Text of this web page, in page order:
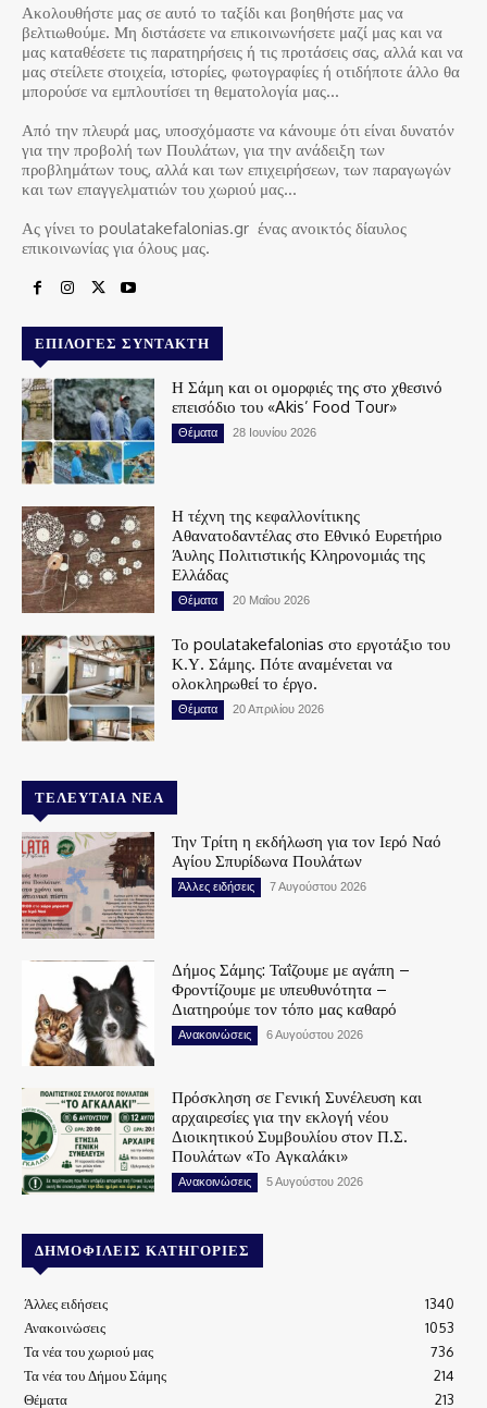
Ακολουθήστε μας σε αυτό το ταξίδι και βοηθήστε μας να
βελτιωθούμε. Μη διστάσετε να επικοινωνήσετε μαζί μας και να
μας καταθέσετε τις παρατηρήσεις ή τις προτάσεις σας, αλλά και να
μας στείλετε στοιχεία, ιστορίες, φωτογραφίες ή οτιδήποτε άλλο θα
μπορούσε να εμπλουτίσει τη θεματολογία μας…
Από την πλευρά μας, υποσχόμαστε να κάνουμε ότι είναι δυνατόν
για την προβολή των Πουλάτων, για την ανάδειξη των
προβλημάτων τους, αλλά και των επιχειρήσεων, των παραγωγών
και των επαγγελματιών του χωριού μας…
Ας γίνει το poulatakefalonias.gr ένας ανοικτός δίαυλος
επικοινωνίας για όλους μας.
ΕΠΙΛΟΓΈΣ ΣΥΝΤΆΚΤΗ
Η Σάμη και οι ομορφιές της στο χθεσινό
επεισόδιο του «Akis’ Food Tour»
Θέματα 28 Ιουνίου 2026
Η τέχνη της κεφαλλονίτικης
Αθανατοδαντέλας στο Εθνικό Ευρετήριο
Άυλης Πολιτιστικής Κληρονομιάς της
Ελλάδας
Θέματα 20 Μαΐου 2026
Το poulatakefalonias στο εργοτάξιο του
Κ.Υ. Σάμης. Πότε αναμένεται να
ολοκληρωθεί το έργο.
Θέματα 20 Απριλίου 2026
ΤΕΛΕΥΤΑΊΑ ΝΈΑ
Την Τρίτη η εκδήλωση για τον Ιερό Ναό
Αγίου Σπυρίδωνα Πουλάτων
Άλλες ειδήσεις 7 Αυγούστου 2026
Δήμος Σάμης: Ταΐζουμε με αγάπη –
Φροντίζουμε με υπευθυνότητα –
Διατηρούμε τον τόπο μας καθαρό
Ανακοινώσεις 6 Αυγούστου 2026
Πρόσκληση σε Γενική Συνέλευση και
αρχαιρεσίες για την εκλογή νέου
Διοικητικού Συμβουλίου στον Π.Σ.
Πουλάτων «Το Αγκαλάκι»
Ανακοινώσεις 5 Αυγούστου 2026
ΔΗΜΟΦΙΛΕΊΣ ΚΑΤΗΓΟΡΊΕΣ
Άλλες ειδήσεις
1340
Ανακοινώσεις
1053
Τα νέα του χωριού μας
736
Τα νέα του Δήμου Σάμης
214
Θέματα
213